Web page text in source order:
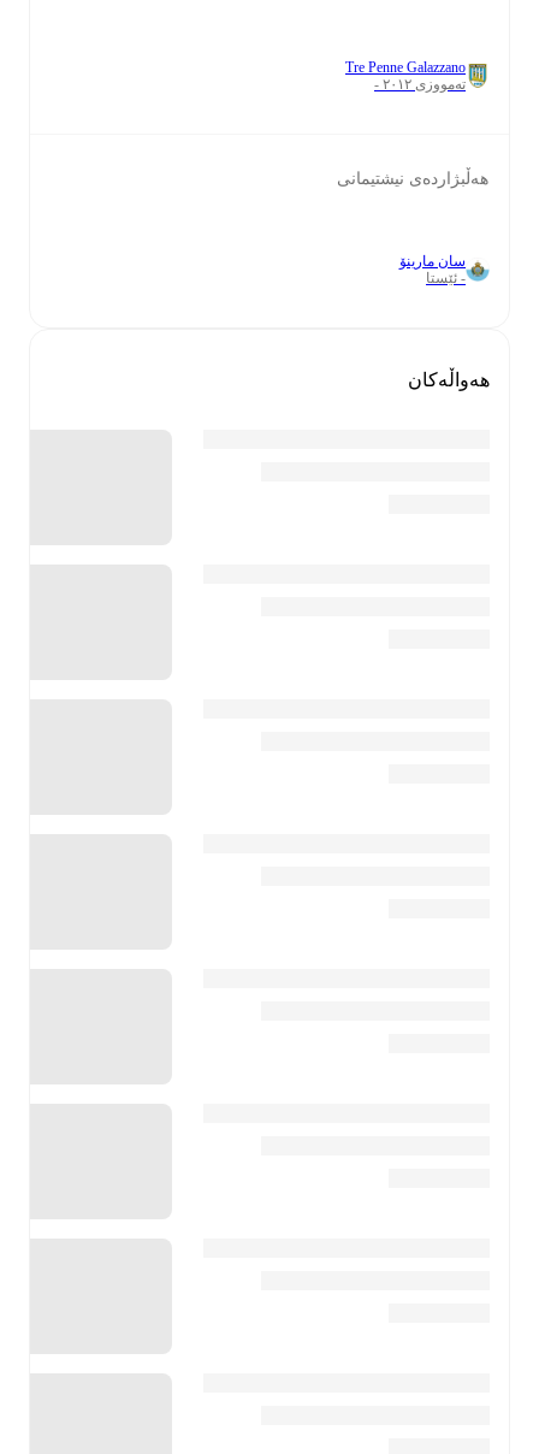
Tre Penne Galazzano
تەمووزی ٢٠١٢ -
هەڵبژاردەی نیشتیمانی
سان مارینۆ
- ئێستا
هەواڵەکان